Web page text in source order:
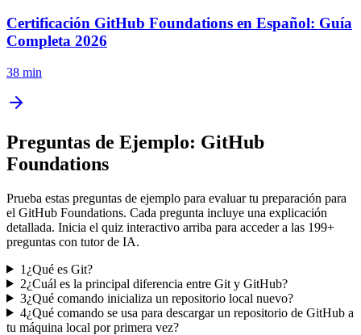
Certificación GitHub Foundations en Español: Guía
Completa 2026
38 min
Preguntas de Ejemplo: GitHub
Foundations
Prueba estas preguntas de ejemplo para evaluar tu preparación para
el GitHub Foundations. Cada pregunta incluye una explicación
detallada. Inicia el quiz interactivo arriba para acceder a las 199+
preguntas con tutor de IA.
1 ¿Qué es Git?
2¿Cuál es la principal diferencia entre Git y GitHub?
3¿Qué comando inicializa un repositorio local nuevo?
4¿Qué comando se usa para descargar un repositorio de GitHub a
tu máquina local por primera vez?